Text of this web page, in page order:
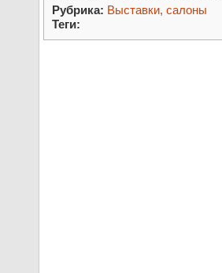
Рубрика: Выставки, салоны
Теги: